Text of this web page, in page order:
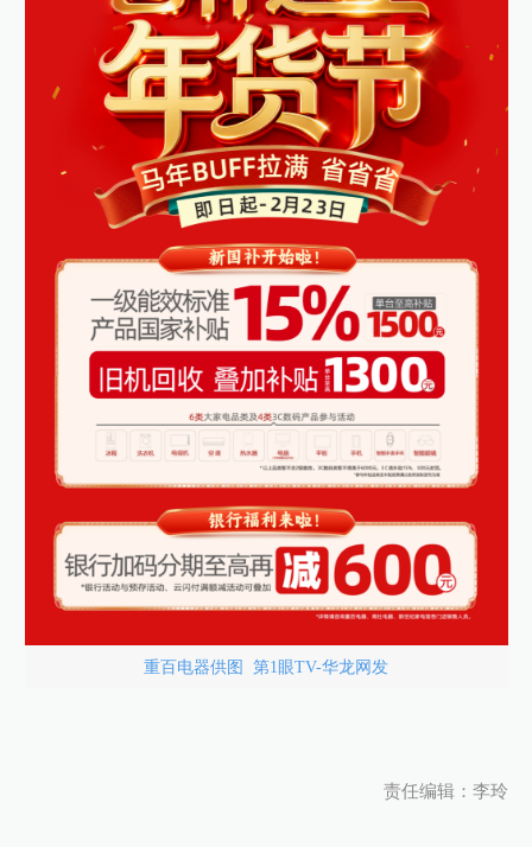
重百电器供图 第1眼TV-华龙网发
责任编辑：李玲